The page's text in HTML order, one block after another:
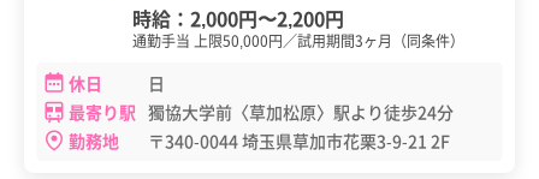
時給： 2,000円〜2,200円
通勤手当 上限50,000円／試用期間3ヶ月（同条件）
休日
日
最寄り駅 獨協大学前〈草加松原〉駅より徒歩24分
勤務地
〒340-0044 埼玉県草加市花栗3-9-21 2F